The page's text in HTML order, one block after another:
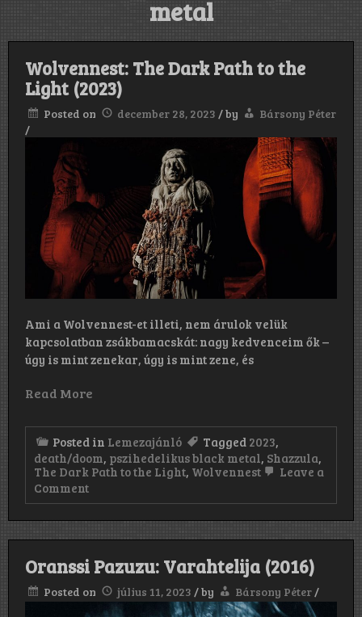
metal
Wolvennest: The Dark Path to the
Light (2023)
Posted on december 28, 2023 /by
Bársony Péter
/
Ami a Wolvennest-et illeti, nem árulok velük
kapcsolatban zsákbamacskát: nagy kedvenceim ők –
úgy is mint zenekar, úgy is mint zene, és
Read More
Posted in Lemezajánló Tagged 2023,
death/doom, pszihedelikus black metal, Shazzula,
The Dark Path to the Light, Wolvennest
Leave a
Commenton
Wolvennest:
Path
to
the
Light
(2023)
Oranssi Pazuzu: Varahtelija (2016)
Posted on július 11, 2023 /by Bársony Péter /